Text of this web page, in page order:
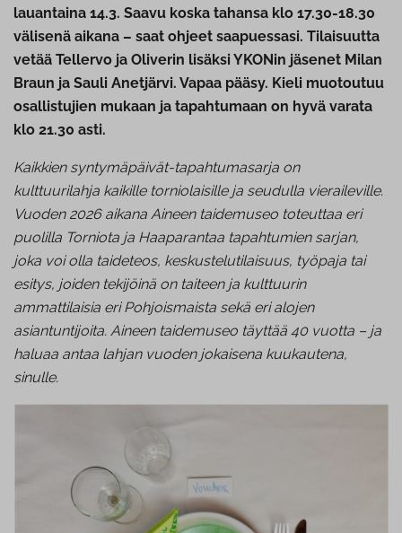
lauantaina 14.3. Saavu koska tahansa klo 17.30-18.30
välisenä aikana – saat ohjeet saapuessasi. Tilaisuutta
vetää Tellervo ja Oliverin lisäksi YKONin jäsenet Milan
Braun ja Sauli Anetjärvi. Vapaa pääsy. Kieli muotoutuu
osallistujien mukaan ja tapahtumaan on hyvä varata
klo 21.30 asti.
Kaikkien syntymäpäivät-tapahtumasarja on
kulttuurilahja kaikille torniolaisille ja seudulla vieraileville.
Vuoden 2026 aikana Aineen taidemuseo toteuttaa eri
puolilla Torniota ja Haaparantaa tapahtumien sarjan,
joka voi olla taideteos, keskustelutilaisuus, työpaja tai
esitys, joiden tekijöinä on taiteen ja kulttuurin
ammattilaisia eri Pohjoismaista sekä eri alojen
asiantuntijoita. Aineen taidemuseo täyttää 40 vuotta – ja
haluaa antaa lahjan vuoden jokaisena kuukautena,
sinulle.